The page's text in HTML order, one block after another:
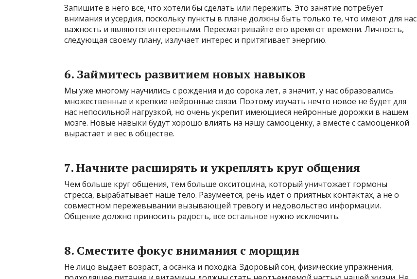
Запишите в него все, что хотели бы сделать или пережить. Это занятие потребует
внимания и усердия, поскольку пункты в плане должны быть только те, что имеют для нас
важность и являются интересными. Пересматривайте его время от времени. Личность,
следующая своему плану, излучает интерес и притягивает энергию.
6. Займитесь развитием новых навыков
Мы уже многому научились с рождения и до сорока лет, а значит, у нас образовались
множественные и крепкие нейронные связи. Поэтому изучать нечто новое не будет для
нас непосильной нагрузкой, но очень укрепит имеющиеся нейронные дорожки в нашем
мозге. Новые навыки будут хорошо влиять на нашу самооценку, а вместе с самооценкой
вырастает и вес в обществе.
7. Начните расширять и укреплять круг общения
Чем больше круг общения, тем больше окситоцина, который уничтожает гормоны
стресса, вырабатывает наше тело. Разумеется, речь идет о приятных контактах, а не о
совместном пережевывании вызывающей тревогу и недовольство информации.
Общение должно приносить радость, все остальное нужно исключить.
8. Сместите фокус внимания с морщин
Не лицо выдает возраст, а осанка и походка. Здоровый сон, физические упражнения,